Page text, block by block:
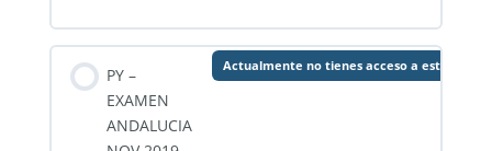
PY –
EXAMEN
ANDALUCIA
Actualmente no tienes acceso a este